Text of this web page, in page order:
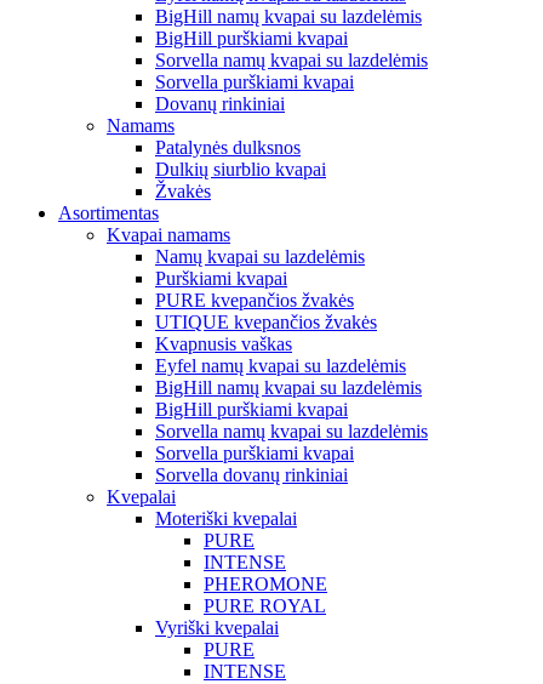
BigHill namų kvapai su lazdelėmis
BigHill purškiami kvapai
Sorvella namų kvapai su lazdelėmis
Sorvella purškiami kvapai
Dovanų rinkiniai
Namams
Patalynės dulksnos
Dulkių siurblio kvapai
Žvakės
Asortimentas
Kvapai namams
Namų kvapai su lazdelėmis
Purškiami kvapai
PURE kvepančios žvakės
UTIQUE kvepančios žvakės
Kvapnusis vaškas
Eyfel namų kvapai su lazdelėmis
BigHill namų kvapai su lazdelėmis
BigHill purškiami kvapai
Sorvella namų kvapai su lazdelėmis
Sorvella purškiami kvapai
Sorvella dovanų rinkiniai
Kvepalai
Moteriški kvepalai
PURE
INTENSE
PHEROMONE
PURE ROYAL
Vyriški kvepalai
PURE
INTENSE